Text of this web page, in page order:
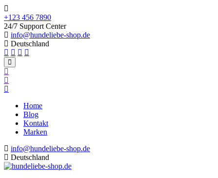
+123 456 7890
24/7 Support Center
info@hundeliebe-shop.de
Deutschland
Home
Blog
Kontakt
Marken
info@hundeliebe-shop.de
Deutschland